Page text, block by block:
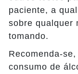
paciente, a
sobre qualquer
tomando.
Recomenda-
consumo de